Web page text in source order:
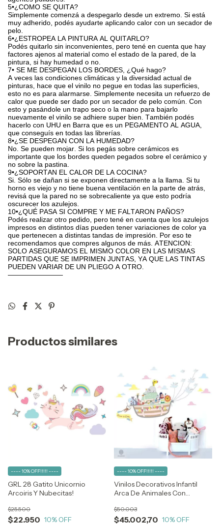
5•¿COMO SE QUITA?
Simplemente comenzá a despegarlo desde un extremo. Si está
muy adherido, podés ayudarte aplicando calor con un secador de
pelo.
6•¿ESTROPEA LA PINTURA AL QUITARLO?
Podés quitarlo sin inconvenientes, pero tené en cuenta que hay
factores ajenos al material como el estado de la pared, de la
pintura, si hay humedad o no.
7• SE ME DESPEGAN LOS BORDES, ¿Qué hago?
A veces las condiciones climáticas y la diversidad actual de
pinturas, hace que el vinilo no pegue en todas las superficies,
esto no es para alarmarse. Simplemente necesita un refuerzo de
calor que puede ser dado por un secador de pelo común. Con
esto y pasándole un trapo seco o la mano para bajarlo
nuevamente el vinilo se adhiere super bien. También podés
hacerlo con UHU en Barra que es un PEGAMENTO AL AGUA,
que conseguís en todas las librerías.
8•¿SE DESPEGAN CON LA HUMEDAD?
No. Se pueden mojar. Si los pegás sobre cerámicos es
importante que los bordes queden pegados sobre el cerámico y
no sobre la pastina.
9•¿SOPORTAN EL CALOR DE LA COCINA?
Si. Sólo se dañan si se exponen directamente a la llama. Si tu
horno es viejo y no tiene buena ventilación en la parte de atrás,
revisá que la pared no se sobrecaliente ya que esto podría
oscurecer los azulejos.
10•¿QUÉ PASA SI COMPRE Y ME FALTARON PAÑOS?
Podés realizar otro pedido, pero tené en cuenta que los azulejos
impresos en distintos días pueden tener variaciones de color ya
que pertenecen a distintas tandas de impresión. Por eso te
recomendamos que compres algunos de más. ATENCION:
SOLO ASEGURAMOS EL MISMO COLOR EN LAS MISMAS
PARTIDAS QUE SE IMPRIMEN JUNTAS, YA QUE LAS TINTAS
PUEDEN VARIAR DE UN PLIEGO A OTRO.
————————
Productos similares
GRL 28 Gatito Unicornio
Arcoiris Y Nubecitas!
$22.950
$25.500
10% OFF
---- 10% OFF!!!!! ----
Vinilos Decorativos Infantil
Arca De Animales Con
$45.002,70
$50.003
10% OFF
---- 10% OFF!!!!! ----